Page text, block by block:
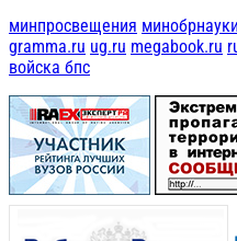
минпросвещения
gramma.ru ug.ru megabook.ru
войска бпс